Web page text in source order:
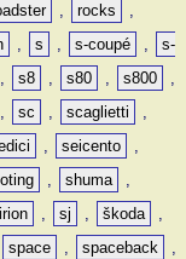
, rocks
,
, s , s-coupé ,
s-
, s8 , s80 , s800
,
, sc , scaglietti
,
, seicento
,
, shuma
,
, sj , škoda
,
space , spaceback
,